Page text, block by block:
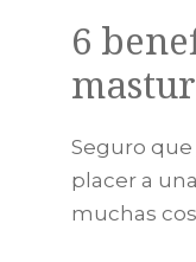
6
Seguro que
placer a
muchas